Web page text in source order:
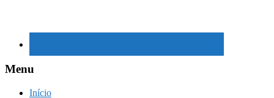
Menu
Início